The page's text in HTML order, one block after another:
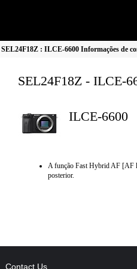
SEL24F18Z : ILCE-6600 Informações de
SEL24F18Z - ILCE-
ILCE-6600
A função Fast Hybrid AF [AF
posterior.
Contact Us